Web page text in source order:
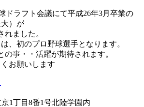
ドラフト会議にて平成26年3月卒業の
）が
れました。
、初のプロ野球選手となります。
の事・・活躍が期待されます。
お願いします
1丁目8番1号北陸学園内